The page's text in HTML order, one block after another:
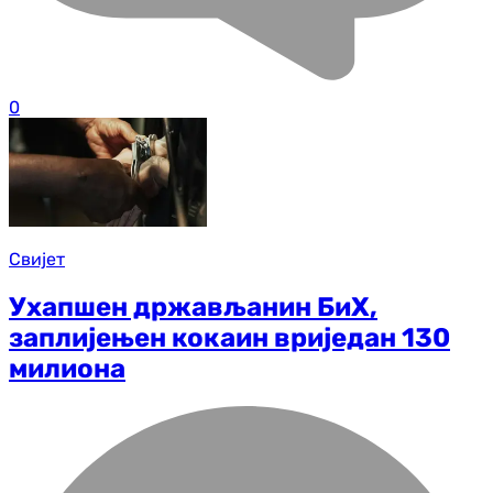
0
Свијет
Ухапшен држављанин БиХ,
заплијењен кокаин вриједан 130
милиона